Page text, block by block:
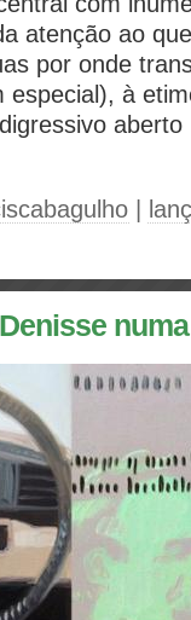
atenção ao
por onde
à
aberto
|